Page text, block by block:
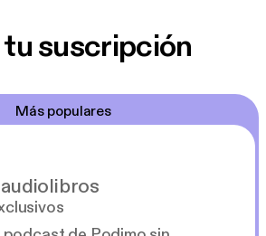
tu suscripción
Más populares